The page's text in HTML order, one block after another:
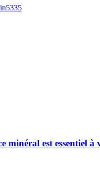
minéral est essentiel à